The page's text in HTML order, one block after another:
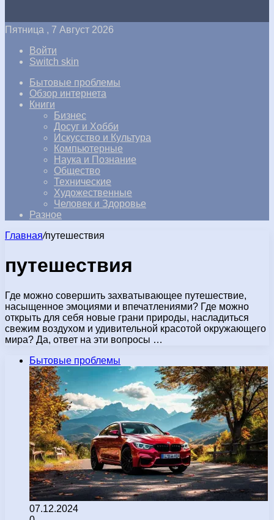
Пятница , 7 Август 2026
Войти
Switch skin
Бытовые проблемы
Обзор интернета
Книги
Бизнес
Досуг и Хобби
Искусство и Культура
Компьютерные
Наука и Познание
Общество
Технические
Художественные
Человек и Здоровье
Разное
Главная/путешествия
путешествия
Где можно совершить захватывающее путешествие,
насыщенное эмоциями и впечатлениями? Где можно
открыть для себя новые грани природы, насладиться
свежим воздухом и удивительной красотой окружающего
мира? Да, ответ на эти вопросы …
Бытовые проблемы
07.12.2024